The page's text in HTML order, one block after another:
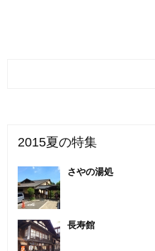
2015夏の特集
さやの湯処
長寿館